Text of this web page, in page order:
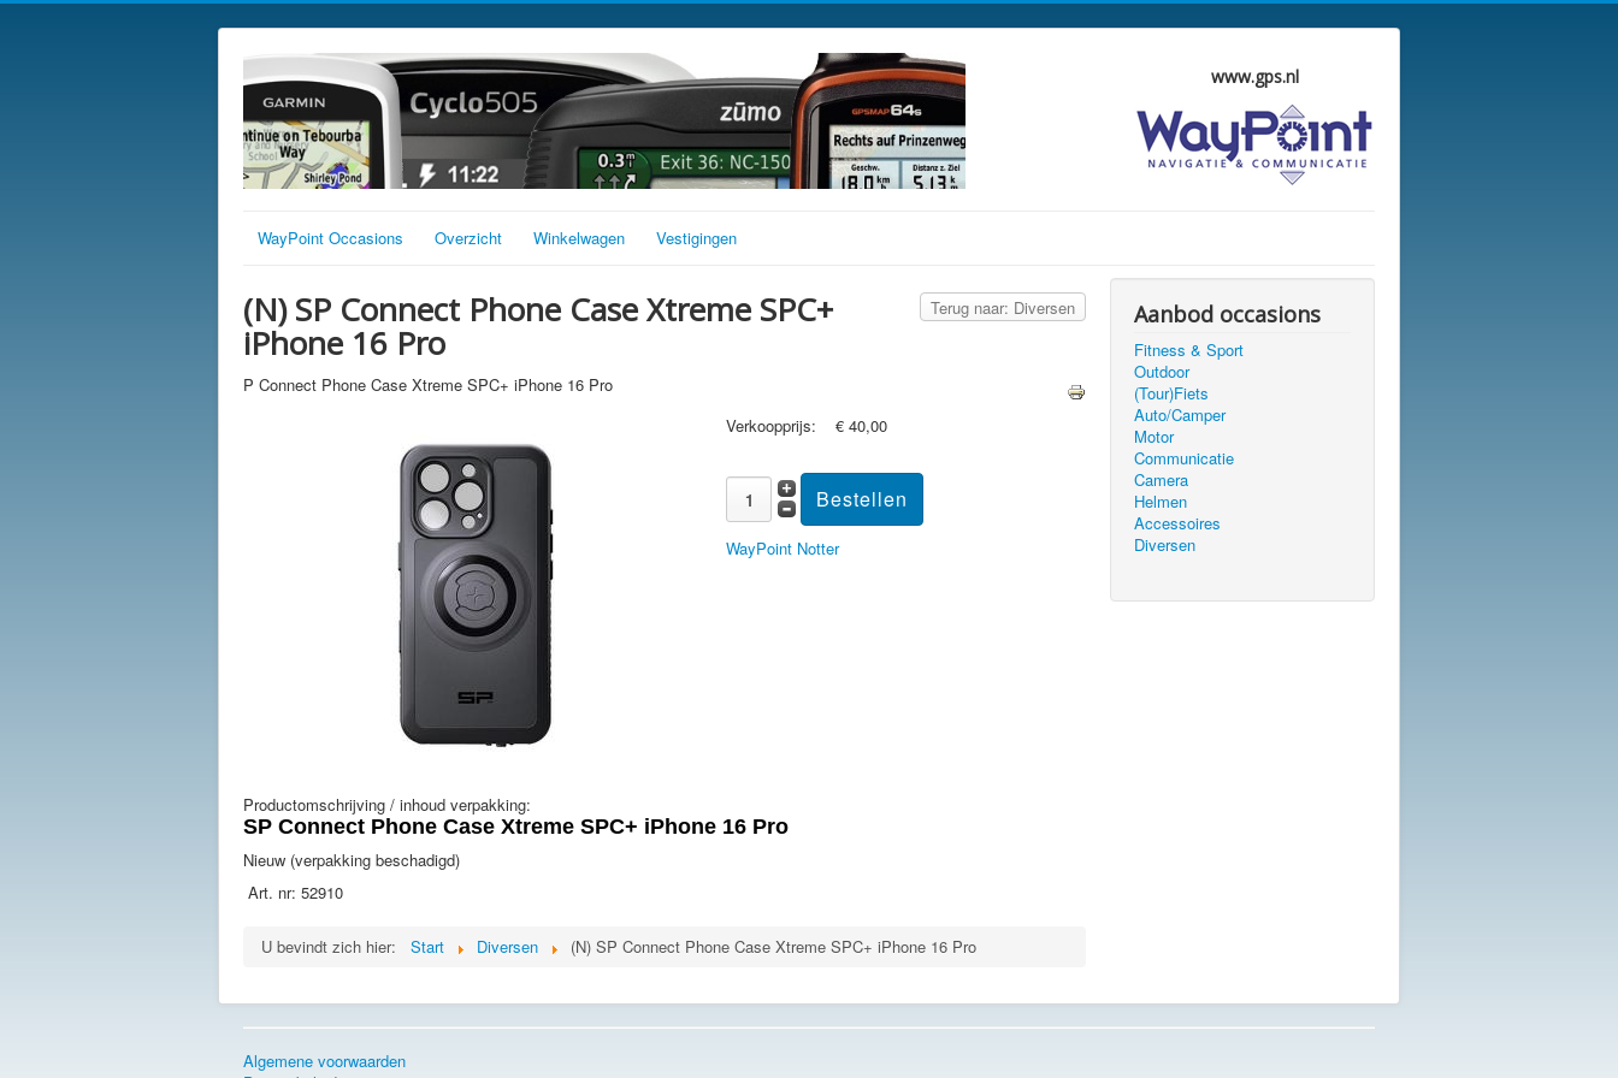
www.gps.nl
WayPoint Occasions Overzicht Winkelwagen Vestigingen
Terug naar: Diversen
(N) SP Connect Phone Case Xtreme SPC+
iPhone 16 Pro
P Connect Phone Case Xtreme SPC+ iPhone 16 Pro
Verkoopprijs:
€ 40,00
WayPoint Notter
Productomschrijving / inhoud verpakking:
SP Connect Phone Case Xtreme SPC+ iPhone 16 Pro
Nieuw (verpakking beschadigd)
Art. nr: 52910
U bevindt zich hier: Start Diversen (N) SP Connect Phone Case Xtreme SPC+ iPhone 16 Pro
Aanbod occasions
Fitness & Sport
Outdoor
(Tour)Fiets
Auto/Camper
Motor
Communicatie
Camera
Helmen
Accessoires
Diversen
Algemene voorwaarden